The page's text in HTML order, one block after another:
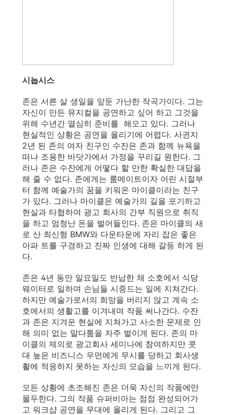
시놉시스
존은 서른 살 생일을 앞둔 가난한 작곡가이다. 그는
자신이 만든 뮤지컬을 공연하고 싶어 하고 그것을
위해 수년간 열심히 준비를 해오고 있다. 그러나
현실적인 상황은 공연을 올리기에 어렵다. 사귄지
2년 된 존의 여자 친구인 수잔은 존과 함께 뉴욕을
떠나 조용한 바닷가에서 가정을 꾸리길 원한다. 그
러나 존은 수잔에게 어떻다 할 만한 확실한 대답을
해 줄 수 없다. 존에게는 룸메이트이자 어린 시절부
터 함께 예술가의 꿈을 키워온 마이클이라는 친구
가 있다. 그러나 마이클은 예술가의 길을 포기하고
현실과 타협하여 광고 회사의 간부 직원으로 취직
을 하고 엄청난 돈을 벌어들인다. 존은 마이클의 새
로 산 최신형 BMW와 다운타운에 자리 잡은 좋은
아파 트를 구경하고 진짜 인생에 대해 갈등 하게 된
다.
존은 4년 동안 일요일도 반납한 채 소호에서 식당
웨이터로 일하며 손님들 시중드는 일에 지쳐간다.
하지만 예술가로서의 희망을 버리지 않고 계속 소
호에서의 생활고를 이겨내며 작품 써나간다. 수잔
과 존은 지겨운 현실에 지쳐가고 사소한 문제로 인
해 의미 없는 말다툼을 자주 벌이게 된다. 존의 마
이클의 제의로 광고회사 세미나에 참여하지만 콧
대 높은 비즈니스 우먼에게 무시를 당하고 회사생
활에 적응하지 못하는 자신의 모습을 느끼게 된다.
모든 상황에 초조해진 존은 더욱 자신의 작품에만
몰두한다. 그의 작품 슈퍼비아는 점점 완성되어가
고 워크샵 공연을 무대에 올리게 된다. 그리고 그